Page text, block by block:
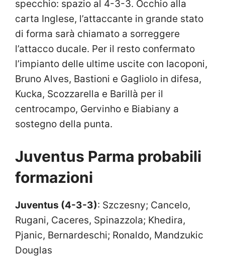
specchio: spazio al 4-3-3. Occhio alla
carta Inglese, l’attaccante in grande stato
di forma sarà chiamato a sorreggere
l’attacco ducale. Per il resto confermato
l’impianto delle ultime uscite con Iacoponi,
Bruno Alves, Bastioni e Gagliolo in difesa,
Kucka, Scozzarella e Barillà per il
centrocampo, Gervinho e Biabiany a
sostegno della punta.
Juventus Parma probabili
formazioni
Juventus (4-3-3): Szczesny; Cancelo,
Rugani, Caceres, Spinazzola; Khedira,
Pjanic, Bernardeschi; Ronaldo, Mandzukic
Douglas